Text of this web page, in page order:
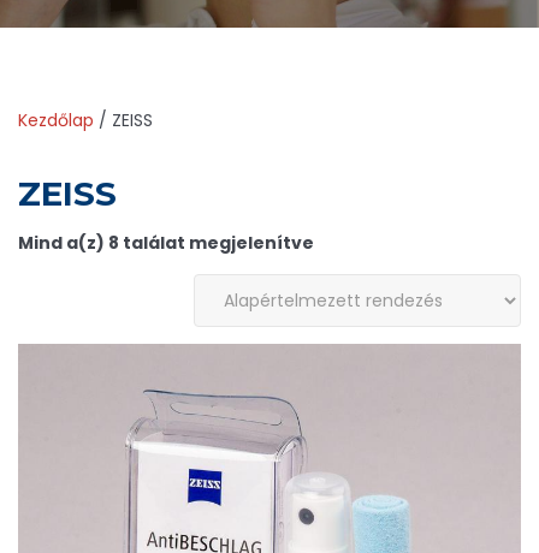
Kezdőlap / ZEISS
ZEISS
Mind a(z) 8 találat megjelenítve